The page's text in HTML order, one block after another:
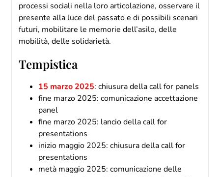
processi sociali nella loro articolazione, osservare il
presente alla luce del passato e di possibili scenari
futuri, mobilitare le memorie dell’asilo, delle
mobilità, delle solidarietà.
Tempistica
15 marzo 2025: chiusura della call for panels
fine marzo 2025: comunicazione accettazione
panel
fine marzo 2025: lancio della call for
presentations
inizio maggio 2025: chiusura della call for
presentations
metà maggio 2025: comunicazione delle